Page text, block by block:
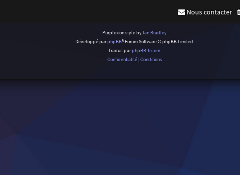
Nous contacter
Purplexion style by Ian Bradley
Développé parphpBB® Forum Software © phpBB Limited
Traduit parphpBB-fr.com
Confidentialité|Conditions